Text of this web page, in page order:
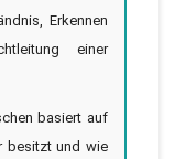
Erkennen
einer
basiert auf
besitzt und wie